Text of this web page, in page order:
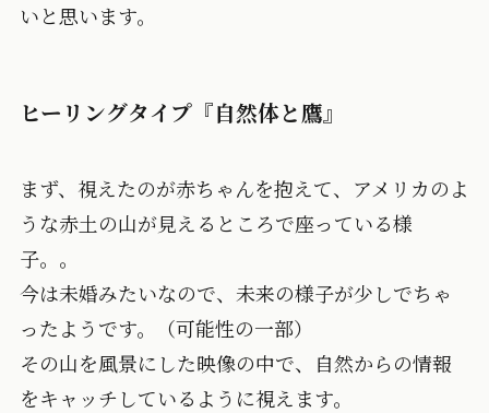
いと思います。
ヒーリングタイプ『自然体と鷹』
まず、視えたのが赤ちゃんを抱えて、アメリカのよ
うな赤土の山が見えるところで座っている様
子。。
今は未婚みたいなので、未来の様子が少しでちゃ
ったようです。（可能性の一部）
その山を風景にした映像の中で、自然からの情報
をキャッチしているように視えます。